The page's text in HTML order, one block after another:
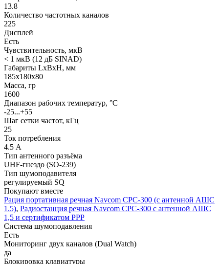
13.8
Количество частотных каналов
225
Дисплей
Есть
Чувствительность, мкВ
< 1 мкВ (12 дБ SINAD)
Габариты LхBхН, мм
185x180x80
Масса, гр
1600
Диапазон рабочих температур, °С
-25...+55
Шаг сетки частот, кГц
25
Ток потребления
4.5 А
Тип антенного разъёма
UHF-гнездо (SO-239)
Тип шумоподавителя
регулируемый SQ
Покупают вместе
Рация портативная речная Navcom CPC-300 (с антенной АШС
1.5), Радиостанция речная Navcom CPC-300 с антенной АШС
1,5 и сертификатом РРР
Система шумоподавления
Есть
Мониторинг двух каналов (Dual Watch)
да
Блокировка клавиатуры